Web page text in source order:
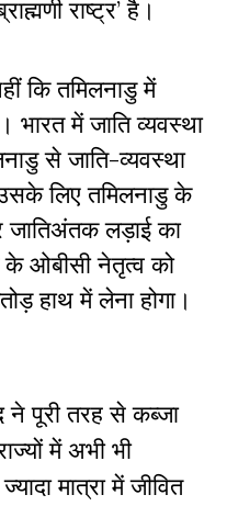
राष्ट्र’ है।
कि तमिलनाडु में
भारत में जाति व्यवस्था
से जाति-व्यवस्था
लिए तमिलनाडु के
जातिअंतक लड़ाई का
के ओबीसी नेतृत्व को
हाथ में लेना होगा।
ने पूरी तरह से कब्जा
में अभी भी
मात्रा में जीवित